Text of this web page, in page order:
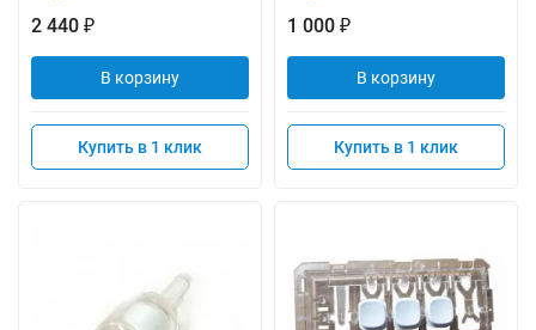
2 440 ₽
В корзину
Купить в 1 клик
1 000 ₽
В корзину
Купить в 1 клик